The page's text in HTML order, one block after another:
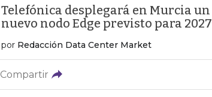
Telefónica desplegará en Murcia un
nuevo nodo Edge previsto para 2027
por Redacción Data Center Market
Compartir